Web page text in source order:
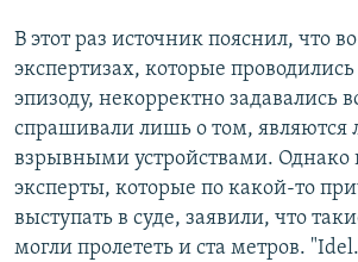
В этот раз источник пояснил, что
экспертизах, которые
эпизоду, некорректно задавались
спрашивали лишь о том, являются
взрывными устройствами. Однако
эксперты, которые по какой-то
выступать в суде, заявили, что
могли пролететь и ста метров.